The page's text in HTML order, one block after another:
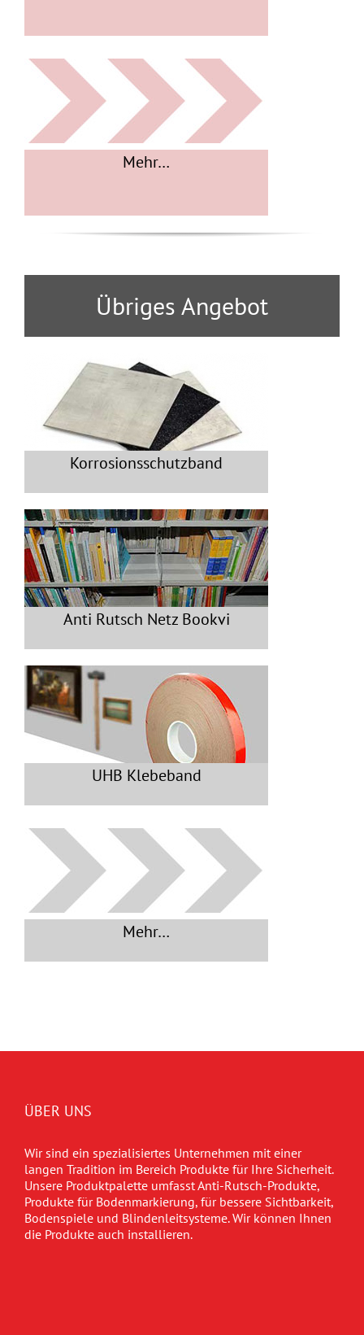
Mehr…
Übriges Angebot
Korrosionsschutzband
Anti Rutsch Netz Bookvi
UHB Klebeband
Mehr…
ÜBER UNS
Wir sind ein spezialisiertes Unternehmen mit einer
langen Tradition im Bereich Produkte für Ihre Sicherheit.
Unsere Produktpalette umfasst Anti-Rutsch-Produkte,
Produkte für Bodenmarkierung, für bessere Sichtbarkeit,
Bodenspiele und Blindenleitsysteme. Wir können Ihnen
die Produkte auch installieren.